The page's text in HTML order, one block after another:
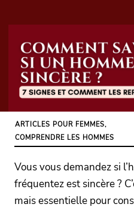
ARTICLES POUR FEMMES,
COMPRENDRE LES HOMMES
Vous vous demandez si
fréquentez est sincère ?
mais essentielle pour